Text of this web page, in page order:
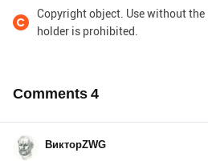
Copyright object. Use without
holder is prohibited.
Comments4
ВикторZWG